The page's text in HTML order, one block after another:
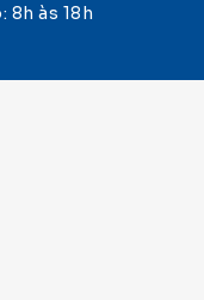
às 18h